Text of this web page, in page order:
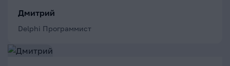
Дмитрий
Delphi Программист